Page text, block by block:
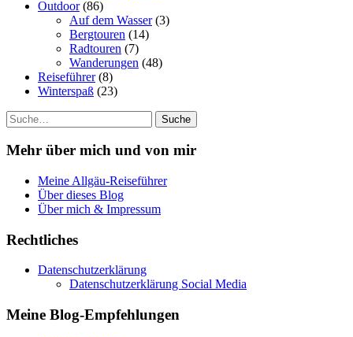
Outdoor(86)
Auf dem Wasser(3)
Bergtouren (14)
Radtouren (7)
Wanderungen (48)
Reiseführer(8)
Winterspaß (23)
Suche
Mehr über mich und von mir
Meine Allgäu-Reiseführer
Über dieses Blog
Über mich & Impressum
Rechtliches
Datenschutzerklärung
Datenschutzerklärung Social Media
Meine Blog-Empfehlungen